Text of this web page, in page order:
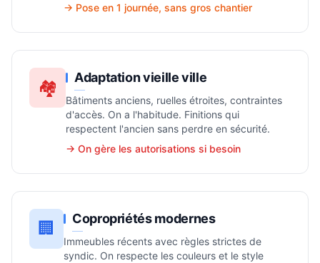
→ Pose en 1 journée, sans gros chantier
🏘️ Adaptation vieille ville
Bâtiments anciens, ruelles étroites, contraintes
d'accès. On a l'habitude. Finitions qui
respectent l'ancien sans perdre en sécurité.
→ On gère les autorisations si besoin
🏢 Copropriétés modernes
Immeubles récents avec règles strictes de
syndic. On respecte les couleurs et le style